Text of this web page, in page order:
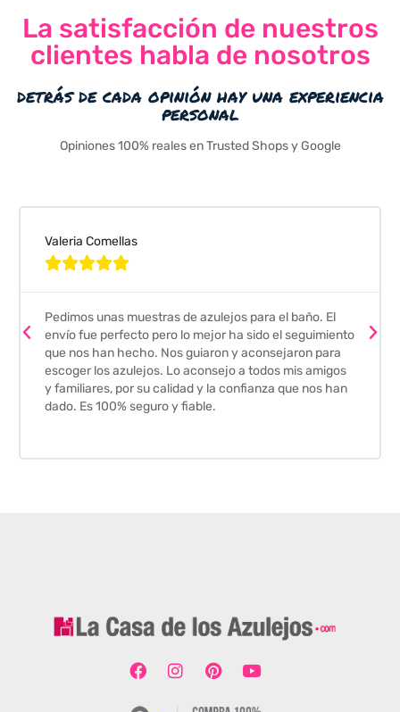
La satisfacción de nuestros
clientes habla de nosotros
detrás de cada opinión hay una experiencia
personal
Opiniones 100% reales en Trusted Shops y Google
Valeria Comellas

Pedimos unas muestras de azulejos para el baño. El
envío fue perfecto pero lo mejor ha sido el seguimiento
que nos han hecho. Nos guiaron y aconsejaron para
escoger los azulejos. Lo aconsejo a todos mis amigos
y familiares, por su calidad y la confianza que nos han
dado. Es 100% seguro y fiable.